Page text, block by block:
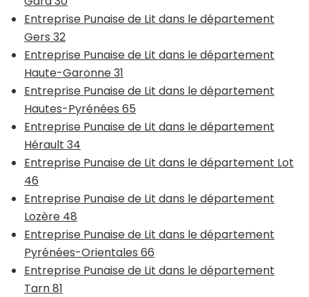
Entreprise Punaise de Lit dans le département
Gers 32
Entreprise Punaise de Lit dans le département
Haute-Garonne 31
Entreprise Punaise de Lit dans le département
Hautes-Pyrénées 65
Entreprise Punaise de Lit dans le département
Hérault 34
Entreprise Punaise de Lit dans le département Lot
46
Entreprise Punaise de Lit dans le département
Lozère 48
Entreprise Punaise de Lit dans le département
Pyrénées-Orientales 66
Entreprise Punaise de Lit dans le département
Tarn 81